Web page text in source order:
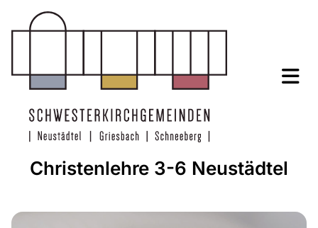
Christenlehre 3-6 Neustädtel